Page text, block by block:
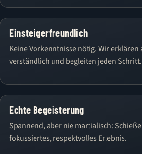
Einsteigerfreundlich
Keine Vorkenntnisse nötig. Wir erklären
verständlich und begleiten jeden Schritt.
Echte Begeisterung
Spannend, aber nie martialisch:
fokussiertes, respektvolles Erlebnis.